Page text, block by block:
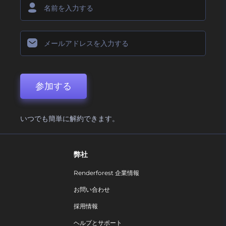
参加する
いつでも簡単に解約できます。
弊社
Renderforest 企業情報
お問い合わせ
採用情報
ヘルプとサポート